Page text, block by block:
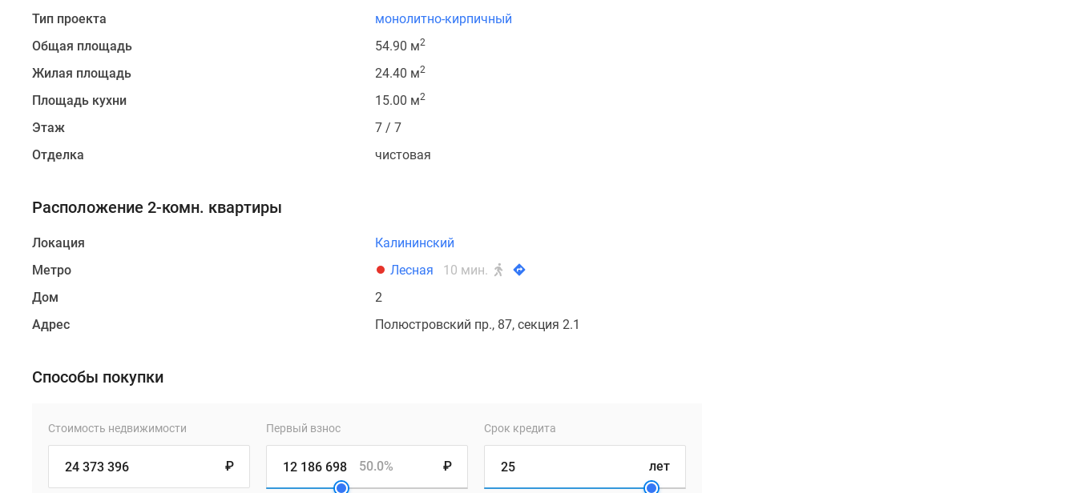
Тип проекта
монолитно-кирпичный
Общая площадь
54.90 м2
Жилая площадь 24.40 м2
Площадь кухни 15.00 м2
Этаж
7 / 7
Отделка
чистовая
Расположение 2-комн. квартиры
Локация
Калининский
Метро
Лесная
10 мин.
Дом
2
Адрес
Полюстровский пр., 87, секция 2.1
Способы покупки
Стоимость недвижимости
₽
Первый взнос
₽
50.0%
Срок кредита
лет